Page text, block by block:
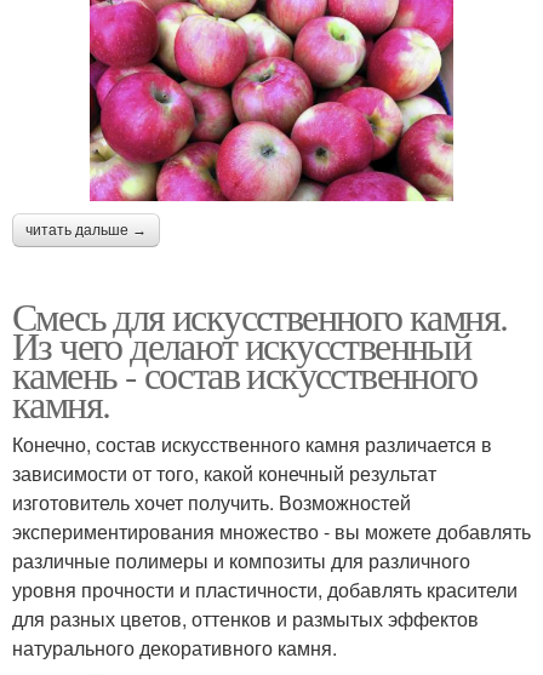
читать дальше →
Смесь для искусственного камня.
Из чего делают искусственный
камень - состав искусственного
камня.
Конечно, состав искусственного камня различается в
зависимости от того, какой конечный результат
изготовитель хочет получить. Возможностей
экспериментирования множество - вы можете добавлять
различные полимеры и композиты для различного
уровня прочности и пластичности, добавлять красители
для разных цветов, оттенков и размытых эффектов
натурального декоративного камня.